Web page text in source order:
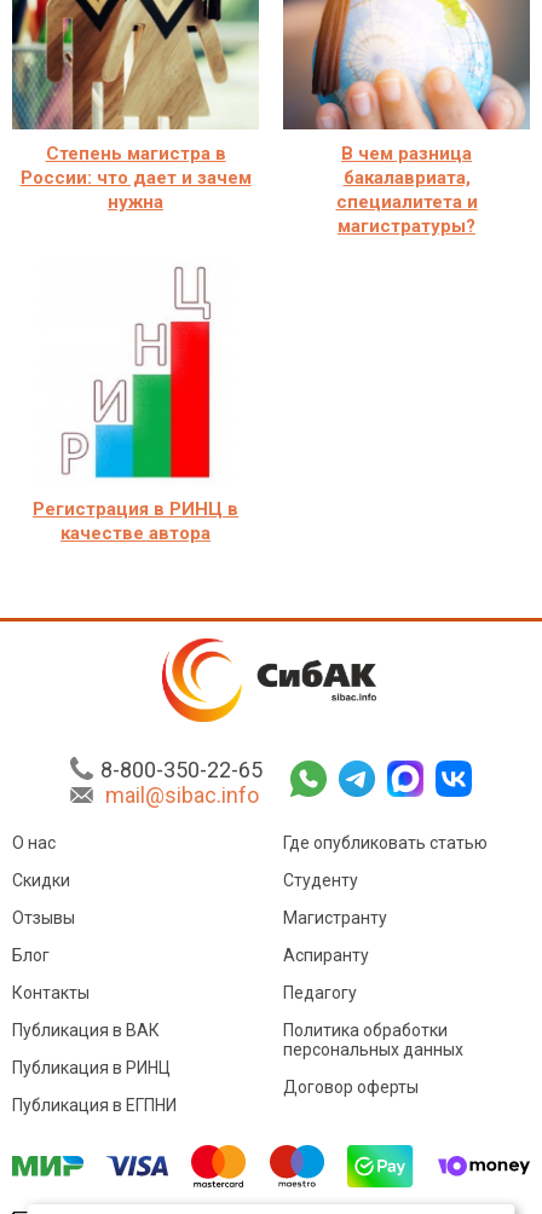
Степень магистра в
России: что дает и зачем
нужна
В чем разница
бакалавриата,
специалитета и
магистратуры?
Регистрация в РИНЦ в
качестве автора
8-800-350-22-65
mail@sibac.info
О нас
Скидки
Отзывы
Блог
Контакты
Где опубликовать статью
Студенту
Магистранту
Аспиранту
Педагогу
Публикация в ВАК
Публикация в РИНЦ
Публикация в ЕГПНИ
Политика обработки
персональных данных
Договор оферты